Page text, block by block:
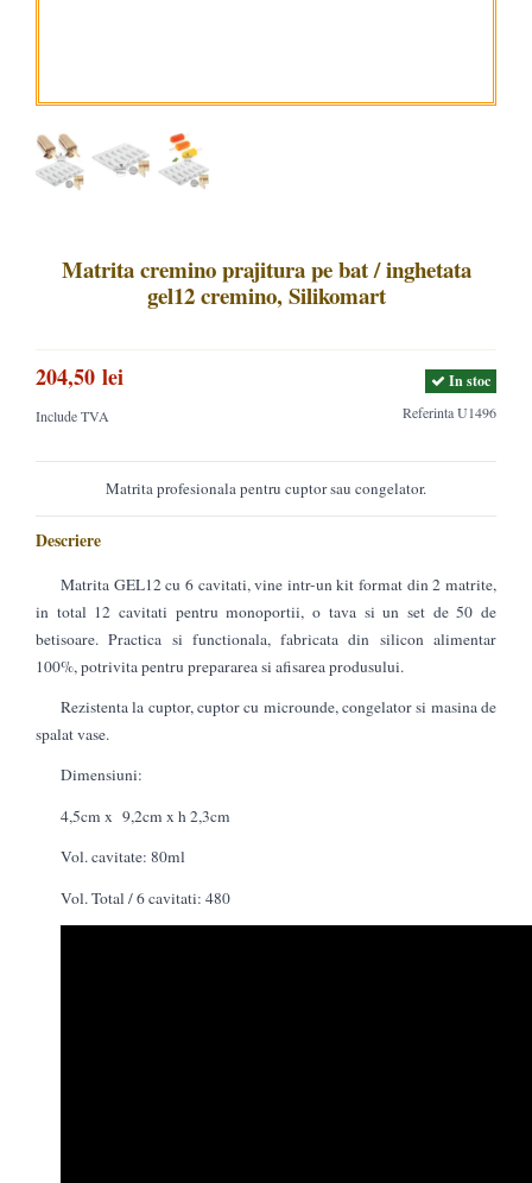
Matrita cremino prajitura pe bat / inghetata
gel12 cremino, Silikomart
ReferintaU1496
In stoc
204,50 lei
Include TVA
Matrita profesionala pentru cuptor sau congelator.
Descriere
Matrita GEL12 cu 6 cavitati, vine intr-un kit format din 2 matrite,
in total 12 cavitati pentru monoportii, o tava si un set de 50 de
betisoare. Practica si functionala, fabricata din silicon alimentar
100%, potrivita pentru prepararea si afisarea produsului.
Rezistenta la cuptor, cuptor cu microunde, congelator si masina de
spalat vase.
Dimensiuni:
4,5cm x 9,2cm x h 2,3cm
Vol. cavitate: 80ml
Vol. Total / 6 cavitati: 480